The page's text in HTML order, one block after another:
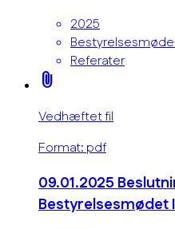
2025
Referater
attach_file
Vedhæftet fil
Format: pdf
09.01.2025
Bestyrelsesmødet